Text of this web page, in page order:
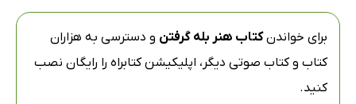
برای خواندنکتاب هنر بله گرفتن و دسترسی به هزاران
کتاب و کتاب صوتی دیگر، اپلیکیشن کتابراه را رایگان نصب
کنید.